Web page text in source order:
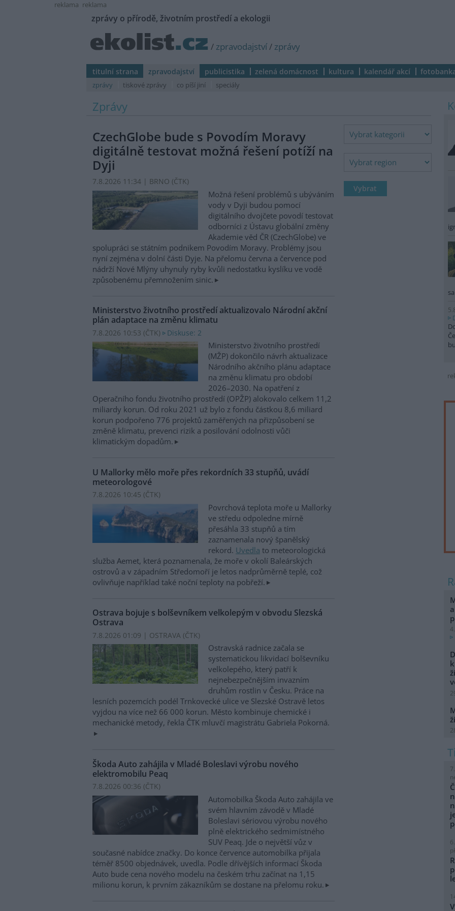
reklama reklama
zprávy o přírodě, životním prostředí a ekologii
/ zpravodajství/ zprávy
titulní strana zpravodajství publicistika zelená domácnost kultura kalendář akcí
zprávy tiskové zprávy co píší jiní speciály
Zprávy
CzechGlobe bude s Povodím Moravy
digitálně testovat možná řešení potíží na
Dyji
7.8.2026 11:34 | BRNO (ČTK)
Možná řešení problémů s ubýváním
vody v Dyji budou pomocí
digitálního dvojčete povodí testovat
odborníci z Ústavu globální změny
Akademie věd ČR (CzechGlobe) ve
spolupráci se státním podnikem Povodím Moravy. Problémy jsou
nyní zejména v dolní části Dyje. Na přelomu června a července pod
nádrží Nové Mlýny uhynuly ryby kvůli nedostatku kyslíku ve vodě
způsobenému přemnožením sinic.
Ministerstvo životního prostředí aktualizovalo Národní akční
plán adaptace na změnu klimatu
7.8.2026 10:53 (ČTK) Diskuse: 2
Ministerstvo životního prostředí
(MŽP) dokončilo návrh aktualizace
Národního akčního plánu adaptace
na změnu klimatu pro období
2026–2030. Na opatření z
Operačního fondu životního prostředí (OPŽP) alokovalo celkem 11,2
miliardy korun. Od roku 2021 už bylo z fondu částkou 8,6 miliard
korun podpořeno 776 projektů zaměřených na přizpůsobení se
změně klimatu, prevenci rizik a posilování odolnosti vůči
klimatickým dopadům.
U Mallorky mělo moře přes rekordních 33 stupňů, uvádí
meteorologové
7.8.2026 10:45 (ČTK)
Povrchová teplota moře u Mallorky
ve středu odpoledne mírně
přesáhla 33 stupňů a tím
zaznamenala nový španělský
rekord. Uvedla to meteorologická
služba Aemet, která poznamenala, že moře v okolí Baleárských
ostrovů a v západním Středomoří je letos nadprůměrně teplé, což
ovlivňuje například také noční teploty na pobřeží.
Ostrava bojuje s bolševníkem velkolepým v obvodu Slezská
Ostrava
7.8.2026 01:09 | OSTRAVA (ČTK)
Ostravská radnice začala se
systematickou likvidací bolševníku
velkolepého, který patří k
nejnebezpečnějším invazním
druhům rostlin v Česku. Práce na
lesních pozemcích podél Trnkovecké ulice ve Slezské Ostravě letos
vyjdou na více než 66 000 korun. Město kombinuje chemické i
mechanické metody, řekla ČTK mluvčí magistrátu Gabriela Pokorná.
Škoda Auto zahájila v Mladé Boleslavi výrobu nového
elektromobilu Peaq
7.8.2026 00:36 (ČTK)
Automobilka Škoda Auto zahájila ve
svém hlavním závodě v Mladé
Boleslavi sériovou výrobu nového
plně elektrického sedmimístného
SUV Peaq. Jde o největší vůz v
současné nabídce značky. Do konce července automobilka přijala
téměř 8500 objednávek, uvedla. Podle dřívějších informací Škoda
Auto bude cena nového modelu na českém trhu začínat na 1,15
milionu korun, k prvním zákazníkům se dostane na přelomu roku.